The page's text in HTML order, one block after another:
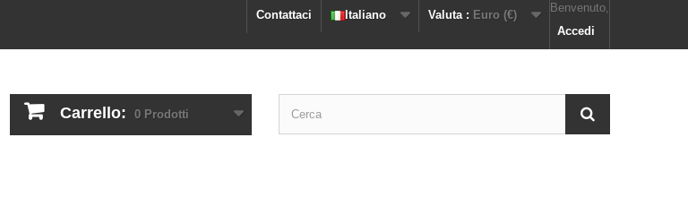
Benvenuto,
Accedi
Valuta : Euro (€)
Italiano
Contattaci
Carrello: 0 Prodotti